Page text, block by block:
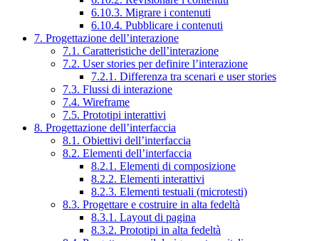
6.10.3. Migrare i contenuti
6.10.4. Pubblicare i contenuti
7. Progettazione dell’interazione
7.1. Caratteristiche dell’interazione
7.2. User stories per definire l’interazione
7.2.1. Differenza tra scenari e user stories
7.3. Flussi di interazione
7.4. Wireframe
7.5. Prototipi interattivi
8. Progettazione dell’interfaccia
8.1. Obiettivi dell’interfaccia
8.2. Elementi dell’interfaccia
8.2.1. Elementi di composizione
8.2.2. Elementi interattivi
8.2.3. Elementi testuali (microtesti)
8.3. Progettare e costruire in alta fedeltà
8.3.1. Layout di pagina
8.3.2. Prototipi in alta fedeltà